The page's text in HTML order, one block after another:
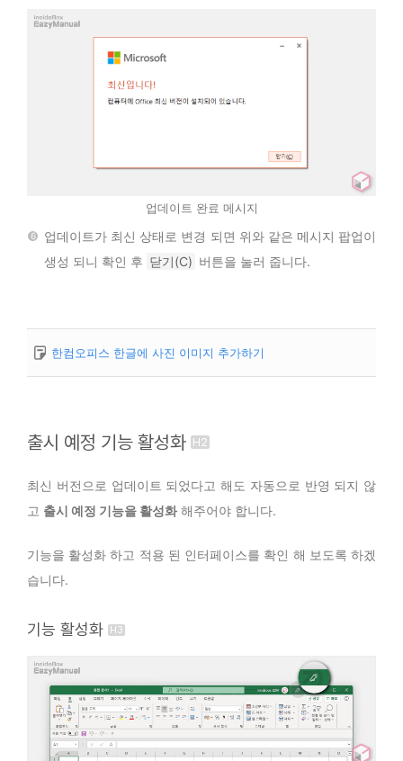
업데이트 완료 메시지
업데이트가 최신 상태로 변경 되면 위와 같은 메시지 팝업이
생성 되니 확인 후 닫기(C) 버튼을 눌러 줍니다.
한컴오피스 한글에 사진 이미지 추가하기
출시 예정 기능 활성화
최신 버전으로 업데이트 되었다고 해도 자동으로 반영 되지 않
고 출시 예정 기능을 활성화해주어야 합니다.
기능을 활성화 하고 적용 된 인터페이스를 확인 해 보도록 하겠
습니다.
기능 활성화